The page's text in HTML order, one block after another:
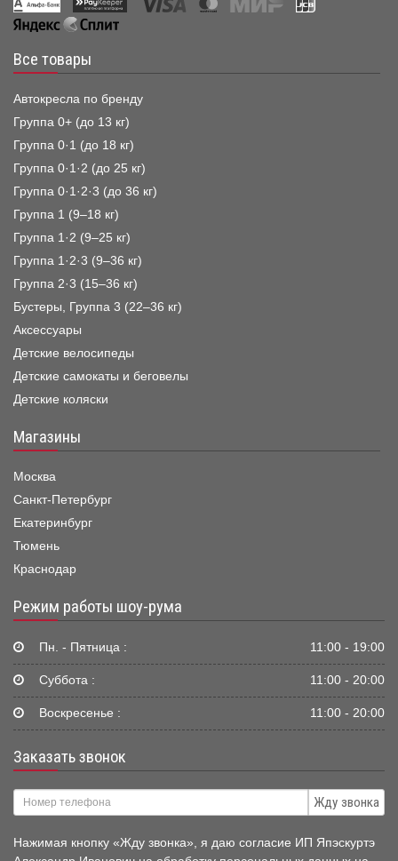
Все товары
Автокресла по бренду
Группа 0+ (до 13 кг)
Группа 0·1 (до 18 кг)
Группа 0·1·2 (до 25 кг)
Группа 0·1·2·3 (до 36 кг)
Группа 1 (9–18 кг)
Группа 1·2 (9–25 кг)
Группа 1·2·3 (9–36 кг)
Группа 2·3 (15–36 кг)
Бустеры, Группа 3 (22–36 кг)
Аксессуары
Детские велосипеды
Детские самокаты и беговелы
Детские коляски
Магазины
Москва
Санкт-Петербург
Екатеринбург
Тюмень
Краснодар
Режим работы шоу-рума
Пн. - Пятница : 11:00 - 19:00
Суббота : 11:00 - 20:00
Воскресенье : 11:00 - 20:00
Заказать звонок
Жду звонка
Нажимая кнопку «Жду звонка», я даю согласие ИП Япэскуртэ